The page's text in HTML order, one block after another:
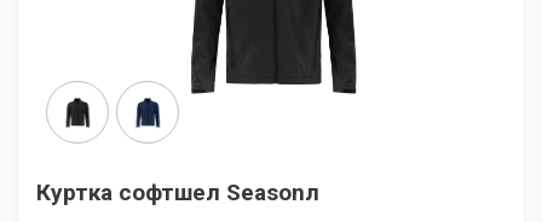
Куртка софтшел Seasonл